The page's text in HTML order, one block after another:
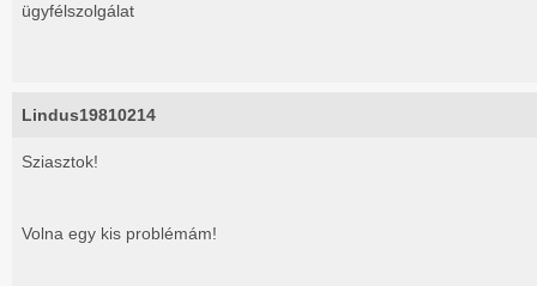
ügyfélszolgálat
Lindus19810214
Sziasztok!
Volna egy kis problémám!